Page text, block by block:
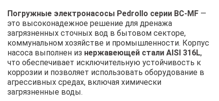
Погружные электронасосы Pedrollo серии BC-MF —
это высоконадежное решение для дренажа
загрязненных сточных вод в бытовом секторе,
коммунальном хозяйстве и промышленности. Корпус
насоса выполнен из нержавеющей стали AISI 316L,
что обеспечивает исключительную устойчивость к
коррозии и позволяет использовать оборудование в
агрессивных средах, включая химически
загрязненные воды.